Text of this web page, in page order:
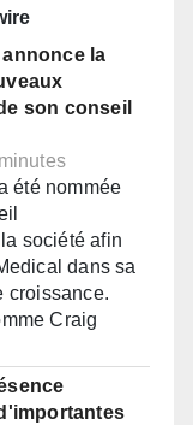
la
son conseil
été nommée
société afin
dans sa
croissance.
Craig